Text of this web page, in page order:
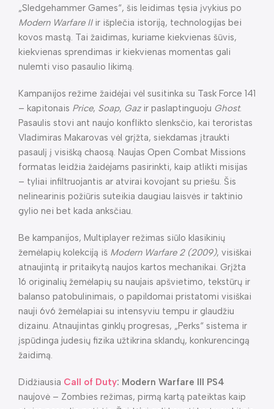
„Sledgehammer Games“, šis leidimas tęsia įvykius po
Modern Warfare IIir išplečia istoriją, technologijas bei
kovos mastą. Tai žaidimas, kuriame kiekvienas šūvis,
kiekvienas sprendimas ir kiekvienas momentas gali
nulemti viso pasaulio likimą.
Kampanijos režime žaidėjai vėl susitinka su Task Force 141
– kapitonais Price, Soap, Gazir paslaptinguoju Ghost.
Pasaulis stovi ant naujo konflikto slenksčio, kai teroristas
Vladimiras Makarovas vėl grįžta, siekdamas įtraukti
pasaulį į visišką chaosą. Naujas Open Combat Missions
formatas leidžia žaidėjams pasirinkti, kaip atlikti misijas
– tyliai infiltruojantis ar atvirai kovojant su priešu. Šis
nelinearinis požiūris suteikia daugiau laisvės ir taktinio
gylio nei bet kada anksčiau.
Be kampanijos, Multiplayer režimas siūlo klasikinių
žemėlapių kolekciją iš Modern Warfare 2 (2009), visiškai
atnaujintą ir pritaikytą naujos kartos mechanikai. Grįžta
16 originalių žemėlapių su naujais apšvietimo, tekstūrų ir
balanso patobulinimais, o papildomai pristatomi visiškai
nauji 6v6 žemėlapiai su intensyviu tempu ir glaudžiu
dizainu. Atnaujintas ginklų progresas, „Perks“ sistema ir
įspūdinga judesių fizika užtikrina sklandų, konkurencingą
žaidimą.
Didžiausia Call of Duty: Modern Warfare III PS4
naujovė – Zombies režimas, pirmą kartą pateiktas kaip